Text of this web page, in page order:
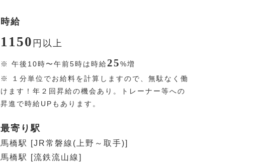
時給
1150 円 以上
※ 午後10時〜午前5時は時給25%増
※
１分単位でお給料を計算しますので、無駄なく働
けます！年２回昇給の機会あり。トレーナー等への
昇進で時給UPもあります。
最寄り駅
馬橋駅 [JR常磐線(上野～取手)]
馬橋駅 [流鉄流山線]